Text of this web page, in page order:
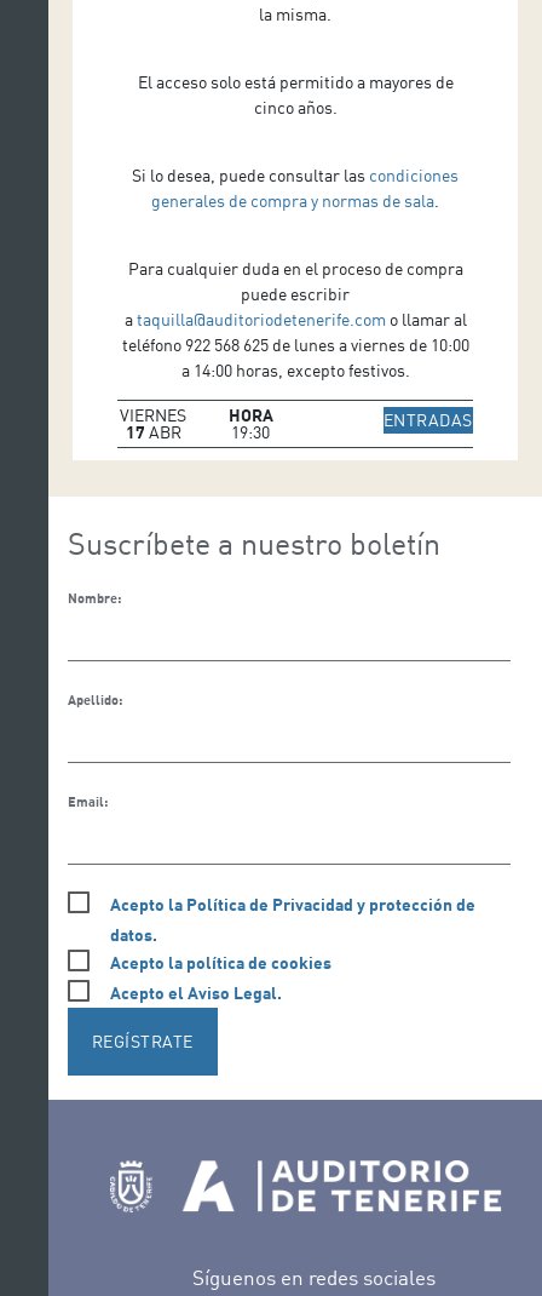
la misma.
El acceso solo está permitido a mayores de
cinco años.
Si lo desea, puede consultar las condiciones
generales de compra y normas de sala
Para cualquier duda en el proceso de compra
puede escribir
ataquilla@auditoriodetenerife.com o llamar al
teléfono 922 568 625 de lunes a viernes de 10:00
a 14:00 horas, excepto festivos.
VIERNES
17 ABR
HORA
19:30
ENTRADASIR A
Suscríbete a nuestro boletín
Nombre:
Apellido:
Email:
Acepto la Política de Privacidad y protección de
datos.
Acepto la política de cookies
Acepto el Aviso Legal.
REGÍSTRATE
Síguenos en redes sociales